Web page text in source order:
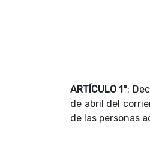
ARTÍCULO 1°:
de abril del
de las personas